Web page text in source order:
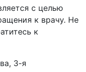
с целью
к врачу. Не
к
3-я